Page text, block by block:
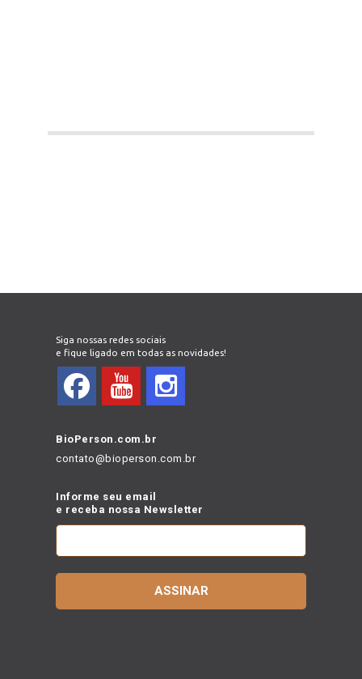
Siga nossas redes sociais
e fique ligado em todas as novidades!
BioPerson.com.br
contato@bioperson.com.br
Informe seu email
e receba nossa Newsletter